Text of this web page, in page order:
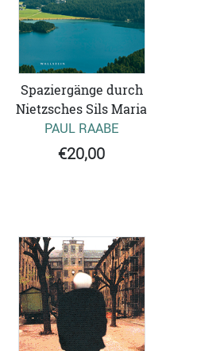
Spaziergänge durch
Nietzsches Sils Maria
PAUL RAABE
€20,00